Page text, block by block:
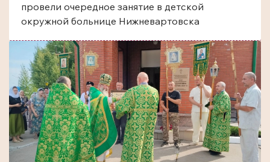
провели очередное занятие в детской
окружной больнице Нижневартовска